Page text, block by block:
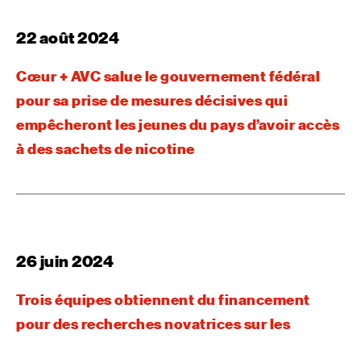
22 août 2024
Cœur + AVC salue le gouvernement fédéral
pour sa prise de mesures décisives qui
empêcheront les jeunes du pays d’avoir accès
à des sachets de nicotine
26 juin 2024
Trois équipes obtiennent du financement
pour des recherches novatrices sur les